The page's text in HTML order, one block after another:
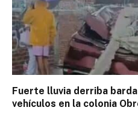
Fuerte lluvia derriba
vehículos en la colonia